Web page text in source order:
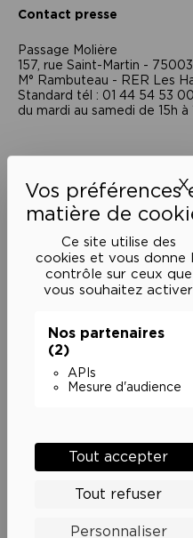
Ce site utilise des
cookies et vous donne
contrôle sur ceux que
vous souhaitez activer
Nos partenaires
(2)
APIs
Mesure d'audience
Tout accepter
Tout refuser
Personnaliser
X
Contact presse
Passage Moliėre
157, rue Saint-Martin -
M° Rambuteau - RER Les
Standard tél : 01 44 54 53 00
du mardi au samedi de 15h à
Mentions légales
Politique de confidentialité
Conditions générales de
Cookies
Restons en lien
Inscrivez-vous à notre
Suivez-nous sur les réseaux